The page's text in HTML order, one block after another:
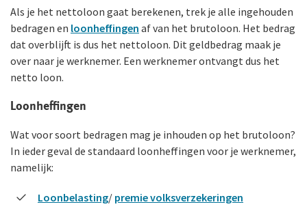
Als je het nettoloon gaat berekenen, trek je alle ingehouden
bedragen en loonheffingen af van het brutoloon. Het bedrag
dat overblijft is dus het nettoloon. Dit geldbedrag maak je
over naar je werknemer. Een werknemer ontvangt dus het
netto loon.
Loonheffingen
Wat voor soort bedragen mag je inhouden op het brutoloon?
In ieder geval de standaard loonheffingen voor je werknemer,
namelijk:
Loonbelasting/ premie volks­verzekeringen